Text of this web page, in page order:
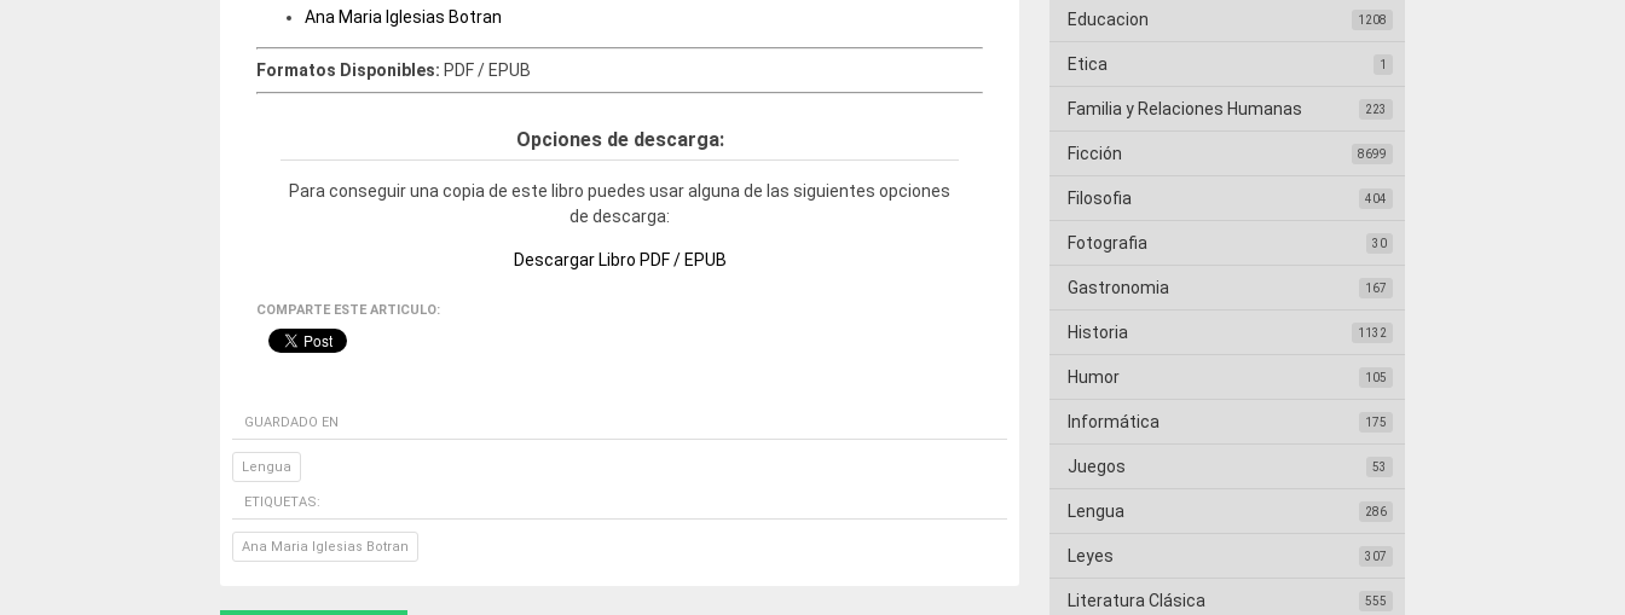
Ana Maria Iglesias Botran
Formatos Disponibles: PDF / EPUB
Opciones de descarga:
Para conseguir una copia de este libro puedes usar alguna de las siguientes opciones
de descarga:
Descargar Libro PDF / EPUB
COMPARTE ESTE ARTICULO:
GUARDADO EN
Lengua
ETIQUETAS:
Ana Maria Iglesias Botran
Educacion 1208
Etica 1
Familia y Relaciones Humanas 223
Ficción 8699
Filosofia 404
Fotografia 30
Gastronomia 167
Historia 1132
Humor 105
Informática 175
Juegos 53
Lengua 286
Leyes 307
Literatura Clásica 555